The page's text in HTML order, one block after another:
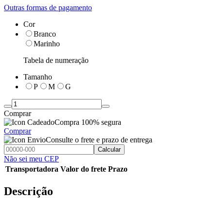
Outras formas de pagamento
Cor
Branco
Marinho
Tabela de numeração
Tamanho
P
M G
Comprar
Compra 100% segura
Comprar
Consulte o frete e prazo de entrega
Calcular
Não sei meu CEP
Transportadora Valor do frete Prazo
Descrição